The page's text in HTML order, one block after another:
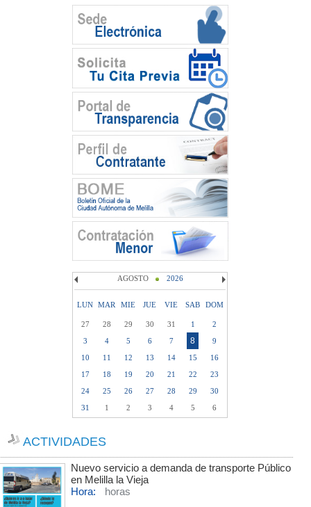
AGOSTO 2026
LUN MAR MIE JUE VIE SAB DOM
27 28 29 30 31 1
2
3
4 5 6 7 8
9
10
11 12 13 14 15
16
17
18 19 20 21 22
23
24
25 26 27 28 29
30
31
1 2 3 4 5 6
ACTIVIDADES
Nuevo servicio a demanda de transporte Público
en Melilla la Vieja
Hora:
horas